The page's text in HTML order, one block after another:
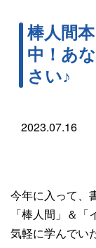
棒人間
中！あ
さい♪
2023.07.16
今年に入って、
「棒人間」＆
気軽に学んでい